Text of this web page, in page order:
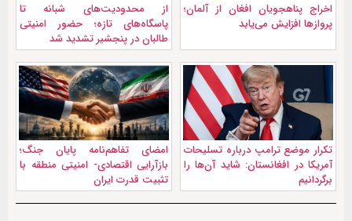
اخراج پناهجویان افغان از آلمان؛
پروازها افزایش می‌یابد
از محدودیت‌های شبانه تا
پاسگاه‌‌های تازه؛ حضور امنیتی
طالبان در پنجشیر تشدید شد
تکرار موضع ترامپ درباره تسلیحات
آمریکا در افغانستان: شايد آن‌ها را
برگردانیم
امضای تفاهم‌نامه پایان جنگ؛
بازآرایی اقتصادی- امنیتی منطقه با
تثبیت قدرت ایران